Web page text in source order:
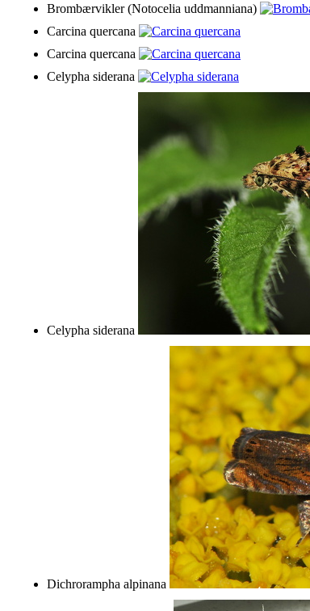
Brombærvikler (Notocelia uddmanniana)
Carcina quercana
Carcina quercana
Celypha siderana
Celypha siderana
Dichrorampha alpinana